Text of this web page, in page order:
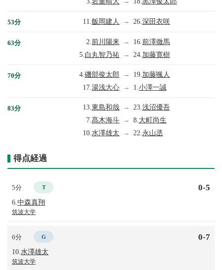
53分 11. 飯岡建人 → 26. 深田衣咲
63分 2. 前川陽来 → 16. 前澤徹馬
5. 白丸智乃祐 → 24. 加藤寛樹
70分 4. 磯部俊太郎 → 19. 加藤颯人
17. 湯浅大心 → 1. 小澤一誠
83分 13. 東島和哉 → 23. 浅沼優吾
7. 髙木海斗 → 8. 大町尚生
10. 水澤雄太 → 22. 永山丞
得点経過
5分 T
6. 中森真翔
筑波大学
0-5
6分 G
10. 水澤雄太
筑波大学
0-7